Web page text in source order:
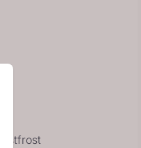
Vestfrost